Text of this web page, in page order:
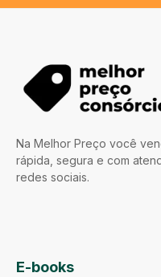
Na Melhor Preço você
rápida, segura e com
redes sociais.
E-books